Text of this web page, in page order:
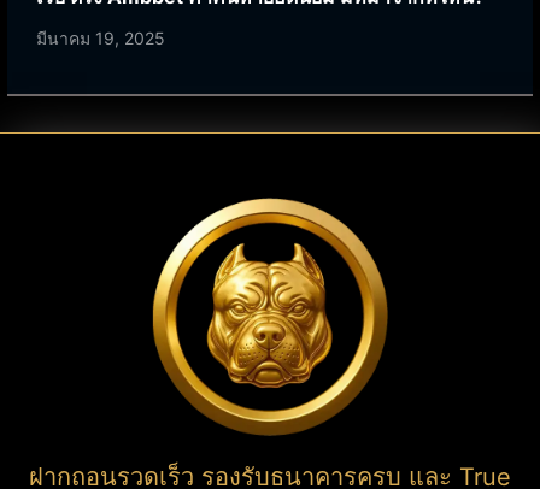
มีนาคม 19, 2025
ฝากถอนรวดเร็ว รองรับธนาคารครบ และ True